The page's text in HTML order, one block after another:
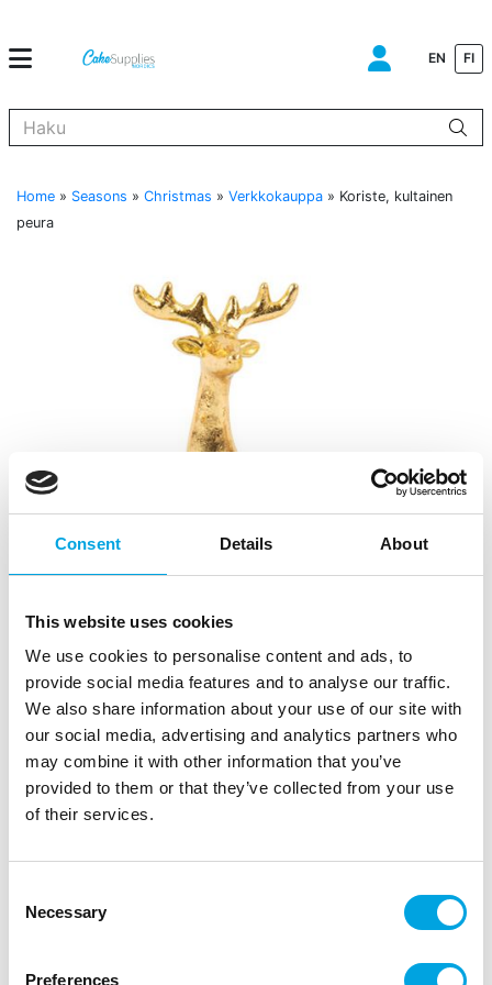
Consent Details About
This website uses cookies
We use cookies to personalise content and ads, to
provide social media features and to analyse our traffic.
We also share information about your use of our site with
our social media, advertising and analytics partners who
may combine it with other information that you’ve
provided to them or that they’ve collected from your use
of their services.
Selection
Necessary
Preferences
EN FI
Home » Seasons » Christmas » Verkkokauppa » Koriste, kultainen
peura
Koriste, kultainen peura
Kuvaus